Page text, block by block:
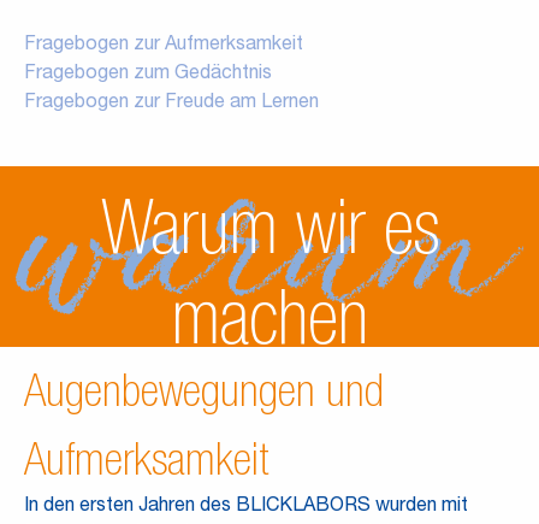
Fragebogen zur Aufmerksamkeit
Fragebogen zum Gedächtnis
Fragebogen zur Freude am Lernen
Warum wir es
machen
Augenbewegungen und
Aufmerksamkeit
In den ersten Jahren des BLICKLABORS wurden mit